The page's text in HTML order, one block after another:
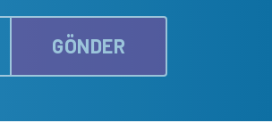
GÖNDER